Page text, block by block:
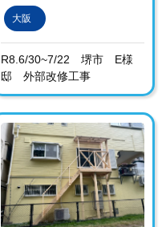
大阪
R8.6/30~7/22 堺市 E様
邸 外部改修工事